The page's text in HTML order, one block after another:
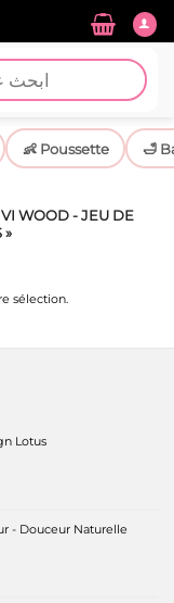
👶 Poussette 🛁
VI WOOD - JEU DE
»
sélection.
Lotus
- Douceur Naturelle